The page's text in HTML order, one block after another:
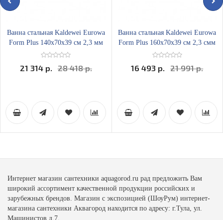
Ванна стальная Kaldewei Eurowa
Form Plus 140х70x39 см 2,3 мм
21 314 р. 28 418 р.
Ванна стальная Kaldewei Eurowa
Form Plus 160х70x39 см 2,3 смм
16 493 р. 21 991 р.
Интернет магазин сантехники aquagorod.ru рад предложить Вам
широкий ассортимент качественной продукции российских и
зарубежных брендов. Магазин с экспозицией (ШоуРум) интернет-
магазина сантехники Аквагород находится по адресу: г.Тула, ул.
Машинистов д.7.